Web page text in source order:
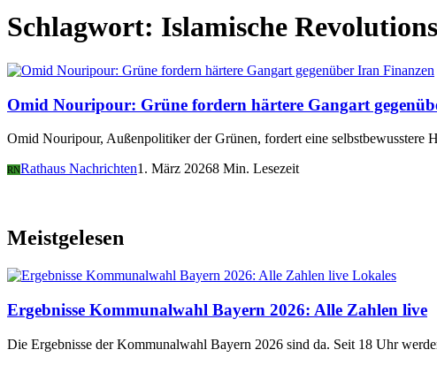
Schlagwort: Islamische
Finanzen
Omid Nouripour: Grüne fordern härtere Gangart
Omid Nouripour, Außenpolitiker der Grünen, fordert eine
RNRathaus Nachrichten1. März 20268 Min. Lesezeit
Meistgelesen
Lokales
Ergebnisse Kommunalwahl Bayern 2026: Alle Zahlen live
Die Ergebnisse der Kommunalwahl Bayern 2026 sind da. Seit 18 Uhr